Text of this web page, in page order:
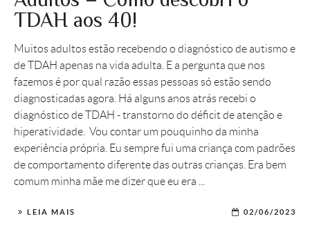
TDAH aos 40!
Muitos adultos estão recebendo o diagnóstico de autismo e
de TDAH apenas na vida adulta. E a pergunta que nos
fazemos é por qual razão essas pessoas só estão sendo
diagnosticadas agora. Há alguns anos atrás recebi o
diagnóstico de TDAH - transtorno do déficit de atenção e
hiperatividade. Vou contar um pouquinho da minha
experiência própria. Eu sempre fui uma criança com padrões
de comportamento diferente das outras crianças. Era bem
comum minha mãe me dizer que eu era ...
LEIA MAIS 02/06/2023